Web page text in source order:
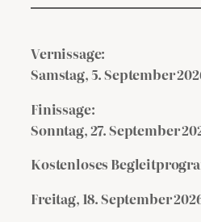
Vernissage:
Samstag, 5. September
Finissage:
Sonntag, 27. September
Kostenloses
Freitag, 18. September